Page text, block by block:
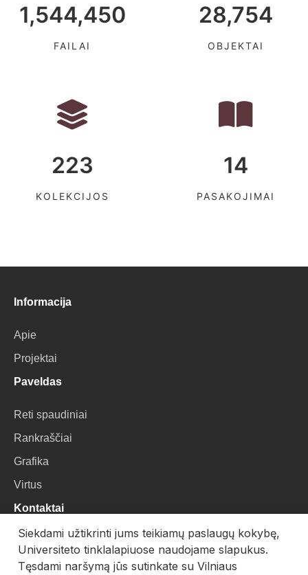
1,544,450
FAILAI
28,754
OBJEKTAI
223
KOLEKCIJOS
14
PASAKOJIMAI
Informacija
Apie
Projektai
Paveldas
Reti spaudiniai
Rankraščiai
Grafika
Virtus
Kontaktai
VU Biblioteka
Universiteto g. 3, LT-01122, Vilnius
Siekdami užtikrinti jums teikiamų paslaugų kokybę,
Universiteto tinklalapiuose naudojame slapukus.
Tęsdami naršymą jūs sutinkate su Vilniaus